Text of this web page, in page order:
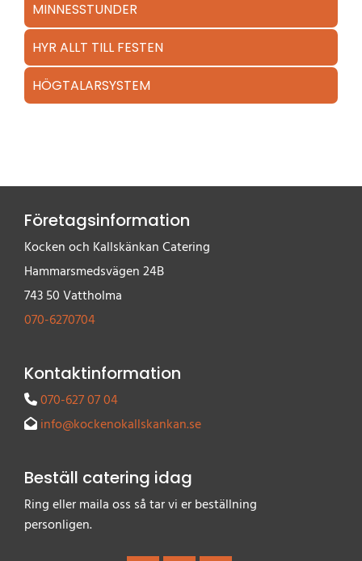
MINNESSTUNDER
HYR ALLT TILL FESTEN
HÖGTALARSYSTEM
Företagsinformation
Kocken och Kallskänkan Catering
Hammarsmedsvägen 24B
743 50 Vattholma
070-6270704
Kontaktinformation
 070-627 07 04
 info@kockenokallskankan.se
Beställ catering idag
Ring eller maila oss så tar vi er beställning
personligen.